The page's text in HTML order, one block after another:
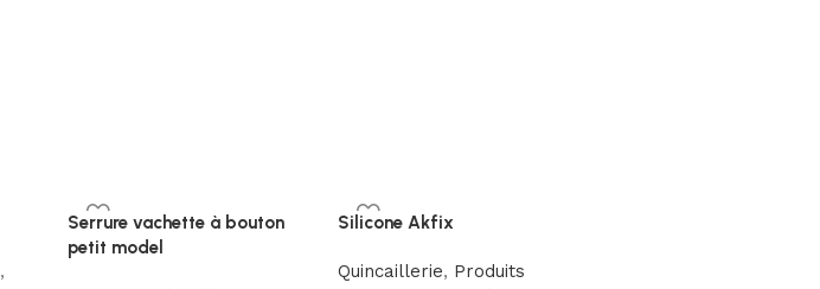
,
Serrure vachette à bouton
petit model
Silicone Akfix
Quincaillerie, Produits